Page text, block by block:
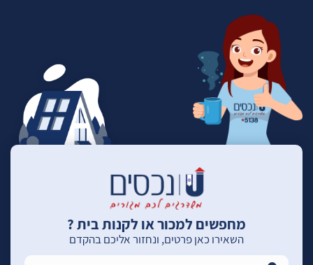
מחפשים למכור או לקנות בית ?
השאירו כאן פרטים, ונחזור אליכם בהקדם